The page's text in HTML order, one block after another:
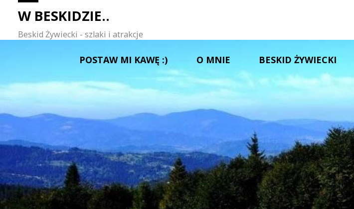
W BESKIDZIE..
Beskid Żywiecki - szlaki i atrakcje
Przejdź
do
treści
POSTAW MI KAWĘ :) O MNIE BESKID ŻYWIECKI